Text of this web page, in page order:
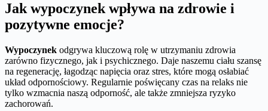
Jak wypoczynek wpływa na zdrowie i
pozytywne emocje?
Wypoczynek odgrywa kluczową rolę w utrzymaniu zdrowia
zarówno fizycznego, jak i psychicznego. Daje naszemu ciału szansę
na regenerację, łagodząc napięcia oraz stres, które mogą osłabiać
układ odpornościowy. Regularnie poświęcany czas na relaks nie
tylko wzmacnia naszą odporność, ale także zmniejsza ryzyko
zachorowań.